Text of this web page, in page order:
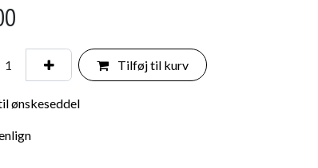
Tilføj til kurv
ønskeseddel